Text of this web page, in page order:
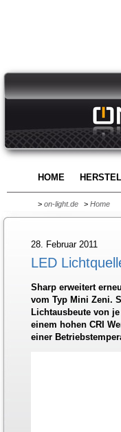
HOME
> on-light.de > Home
28. Februar 2011
LED
Sharp erweitert
vom Typ Mini Zeni.
Lichtausbeute von
einem hohen CRI
einer